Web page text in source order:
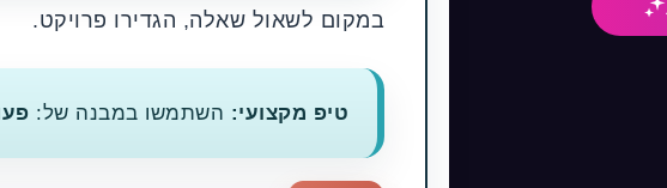
במקום לשאול שאלה, הגדירו פרויקט.
טיפ מקצועי: השתמשו במבנה של: